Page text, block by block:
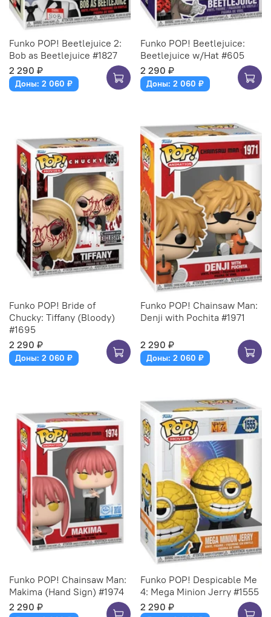
Funko POP! Beetlejuice 2:
Bob as Beetlejuice #1827
2 290 ₽
Доны: 2 060 ₽
Funko POP! Beetlejuice:
Beetlejuice w/Hat #605
2 290 ₽
Доны: 2 060 ₽
Funko POP! Bride of
Chucky: Tiffany (Bloody)
#1695
2 290 ₽
Доны: 2 060 ₽
Funko POP! Chainsaw Man:
Denji with Pochita #1971
2 290 ₽
Доны: 2 060 ₽
Funko POP! Chainsaw Man:
Makima (Hand Sign) #1974
2 290 ₽
Funko POP! Despicable Me
4: Mega Minion Jerry #1555
2 290 ₽